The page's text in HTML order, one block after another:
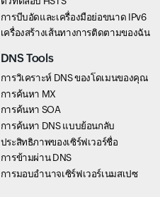
การบีบอัดและเครื่องมือย่อขนาด IPv6
เครื่องสร้างเส้นทางการติดตามของฉัน
DNS Tools
การวิเคราะห์ DNS ของโดเมนของคุณ
การค้นหา MX
การค้นหา SOA
การค้นหา DNS แบบย้อนกลับ
ประสิทธิภาพของเซิร์ฟเวอร์ชื่อ
การข้ามผ่าน DNS
การมอบอำนาจเซิร์ฟเวอร์เนมสเปซ